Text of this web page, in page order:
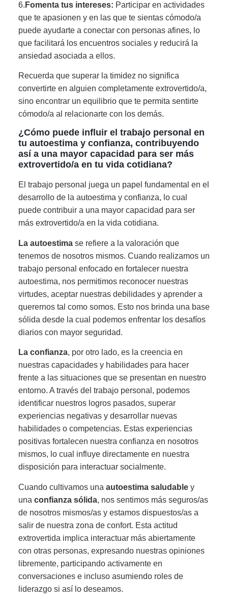
6. Fomenta tus intereses: Participar en actividades
que te apasionen y en las que te sientas cómodo/a
puede ayudarte a conectar con personas afines, lo
que facilitará los encuentros sociales y reducirá la
ansiedad asociada a ellos.
Recuerda que superar la timidez no significa
convertirte en alguien completamente extrovertido/a,
sino encontrar un equilibrio que te permita sentirte
cómodo/a al relacionarte con los demás.
¿Cómo puede influir el trabajo personal en
tu autoestima y confianza, contribuyendo
así a una mayor capacidad para ser más
extrovertido/a en tu vida cotidiana?
El trabajo personal juega un papel fundamental en el
desarrollo de la autoestima y confianza, lo cual
puede contribuir a una mayor capacidad para ser
más extrovertido/a en la vida cotidiana.
La autoestimase refiere a la valoración que
tenemos de nosotros mismos. Cuando realizamos un
trabajo personal enfocado en fortalecer nuestra
autoestima, nos permitimos reconocer nuestras
virtudes, aceptar nuestras debilidades y aprender a
querernos tal como somos. Esto nos brinda una base
sólida desde la cual podemos enfrentar los desafíos
diarios con mayor seguridad.
La confianza, por otro lado, es la creencia en
nuestras capacidades y habilidades para hacer
frente a las situaciones que se presentan en nuestro
entorno. A través del trabajo personal, podemos
identificar nuestros logros pasados, superar
experiencias negativas y desarrollar nuevas
habilidades o competencias. Estas experiencias
positivas fortalecen nuestra confianza en nosotros
mismos, lo cual influye directamente en nuestra
disposición para interactuar socialmente.
Cuando cultivamos una autoestima saludabley
una confianza sólida, nos sentimos más seguros/as
de nosotros mismos/as y estamos dispuestos/as a
salir de nuestra zona de confort. Esta actitud
extrovertida implica interactuar más abiertamente
con otras personas, expresando nuestras opiniones
libremente, participando activamente en
conversaciones e incluso asumiendo roles de
liderazgo si así lo deseamos.